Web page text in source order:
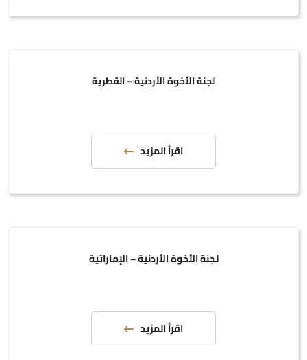
لجنة الأخوة الأردنية – القطرية
اقرأ المزيد
لجنة الأخوة الأردنية – الإماراتية
اقرأ المزيد